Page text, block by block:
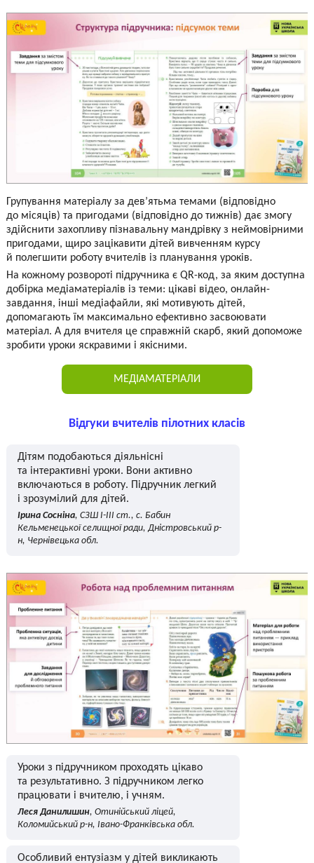
Групування матеріалу за дев’ятьма темами (відповідно
до місяців) та пригодами (відповідно до тижнів) дає змогу
здійснити захопливу пізнавальну мандрівку з неймовірними
пригодами, щиро зацікавити дітей вивченням курсу
й полегшити роботу вчителів із планування уроків.
На кожному розвороті підручника є QR-код, за яким доступна
добірка медіаматеріалів із теми: цікаві відео, онлайн-
завдання, інші медіафайли, які мотивують дітей,
допомагають їм максимально ефективно засвоювати
матеріал. А для вчителя це справжній скарб, який допоможе
зробити уроки яскравими і якісними.
МЕДІАМАТЕРІАЛИ
Відгуки вчителів пілотних класів
Дітям подобаються діяльнісні
та інтерактивні уроки. Вони активно
включаються в роботу. Підручник легкий
і зрозумілий для дітей.
Ірина Сосніна, СЗШ І-ІІІ ст., с. Бабин
Кельменецької селищної ради, Дністровський р-
н, Чернівецька обл.
Уроки з підручником проходять цікаво
та результативно. З підручником легко
працювати і вчителю, і учням.
Леся Данилишин, Отинійський ліцей,
Коломийський р-н, Івано-Франківська обл.
Особливий ентузіазм у дітей викликають